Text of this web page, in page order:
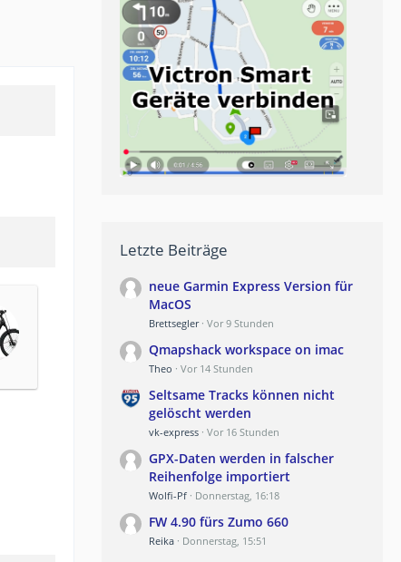
Letzte Beiträge
neue Garmin Express Version für
MacOS
Brettsegler Vor 9 Stunden
Qmapshack workspace on imac
Theo Vor 14 Stunden
Seltsame Tracks können nicht
gelöscht werden
vk-express Vor 16 Stunden
GPX-Daten werden in falscher
Reihenfolge importiert
Wolfi-Pf Donnerstag, 16:18
FW 4.90 fürs Zumo 660
Reika Donnerstag, 15:51